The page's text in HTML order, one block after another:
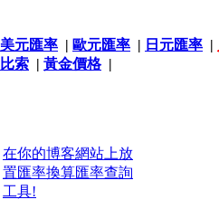
美元匯率 | 歐元匯率 | 日元匯率 |
比索 | 黃金價格|
在你的博客網站上放
置匯率換算匯率查詢
工具!